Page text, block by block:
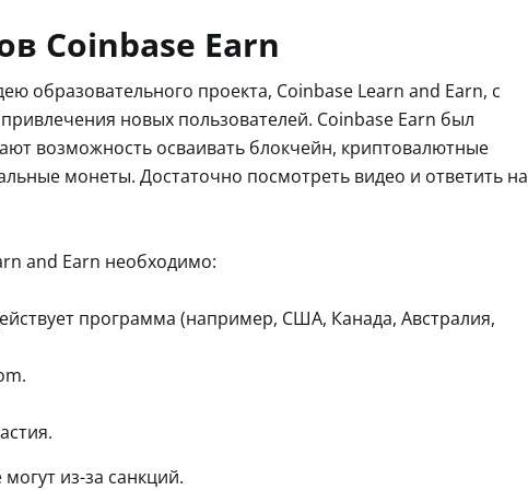
Coinbase Earn
образовательного проекта, Coinbase Learn and Earn, с
новых пользователей. Coinbase Earn был
возможность осваивать блокчейн, криптовалютные
монеты. Достаточно посмотреть видео и ответить на
and Earn необходимо:
программа (например, США, Канада, Австралия,
из-за санкций.